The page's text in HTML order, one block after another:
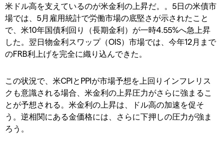
米ドル高を支えているのが米金利の上昇だ。。5日の米債市
場では、5月雇用統計で労働市場の底堅さが示されたこと
で、米10年国債利回り（長期金利）が一時4.55%へ急上昇
した。翌日物金利スワップ（OIS）市場では、今年12月まで
のFRB利上げを完全に織り込んできた。
この状況で、米CPIとPPIが市場予想を上回りインフレリス
クも意識される場合、米金利の上昇圧力がさらに強まるこ
とが予想される。米金利の上昇は、ドル高の加速を促そ
う。逆相関にある金価格には、さらに下押しの圧力が強ま
ろう。